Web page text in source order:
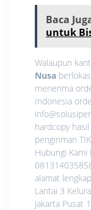
Baca
untuk
Walaupun
Nusa
menerima
Indonesia
hardcopy
pengiriman
Hubungi
alamat
Lantai 3
Jakarta Pusat